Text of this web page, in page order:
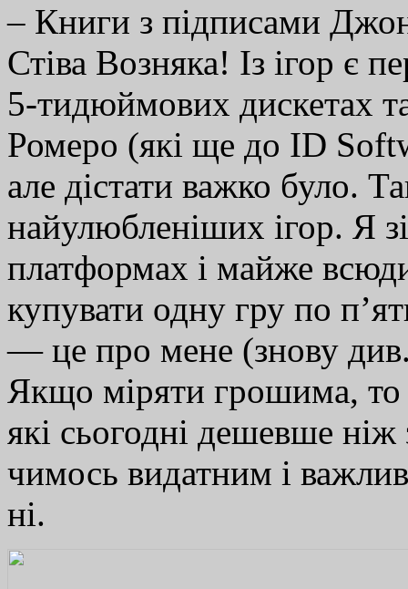
– Книги з підписами
Стіва Возняка! Із ігор є
5-тидюймових дискетах
Ромеро (які ще до ID
але дістати важко було.
найулюбленіших ігор. Я
платформах і майже
купувати одну гру по
— це про мене (знову
Якщо міряти грошима, то
які сьогодні дешевше
чимось видатним і
ні.